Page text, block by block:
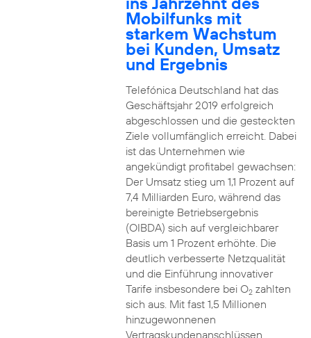
Mobilfunks mit
starkem Wachstum
bei Kunden, Umsatz
und Ergebnis
Telefónica Deutschland hat das
Geschäftsjahr 2019 erfolgreich
abgeschlossen und die gesteckten
Ziele vollumfänglich erreicht. Dabei
ist das Unternehmen wie
angekündigt profitabel gewachsen:
Der Umsatz stieg um 1,1 Prozent auf
7,4 Milliarden Euro, während das
bereinigte Betriebsergebnis
(OIBDA) sich auf vergleichbarer
Basis um 1 Prozent erhöhte. Die
deutlich verbesserte Netzqualität
und die Einführung innovativer
Tarife insbesondere bei O2zahlten
sich aus. Mit fast 1,5 Millionen
hinzugewonnenen
Vertragskundenanschlüssen